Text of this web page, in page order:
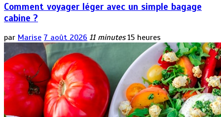
Comment voyager léger avec un simple bagage
cabine ?
par Marise 7 août 2026 11 minutes 15 heures